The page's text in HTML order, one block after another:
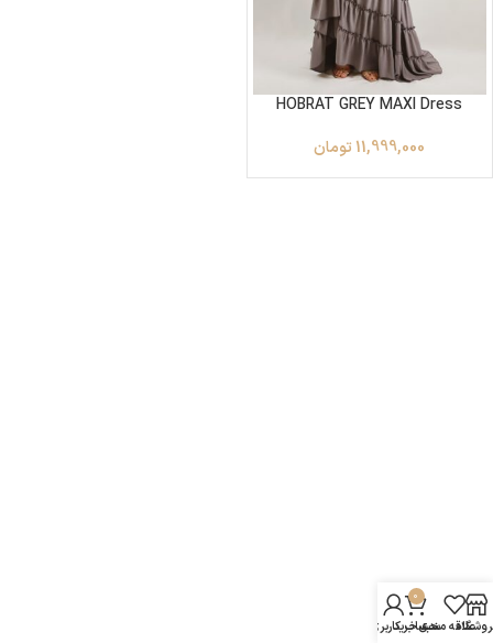
HOBRAT GREY MAXI Dress
11,999,000 تومان
علاقه مندی
0
سبد خرید
حساب کاربری من